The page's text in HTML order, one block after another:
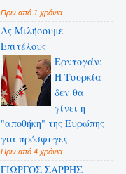
Πριν από 1 χρόνια
Ας Μιλήσουμε
Επιτέλους
Ερντογάν:
Η Τουρκία
δεν θα
γίνει η
"αποθήκη" της Ευρώπης
για πρόσφυγες
Πριν από 4 χρόνια
ΓΙΩΡΓΟΣ ΣΑΡΡΗΣ